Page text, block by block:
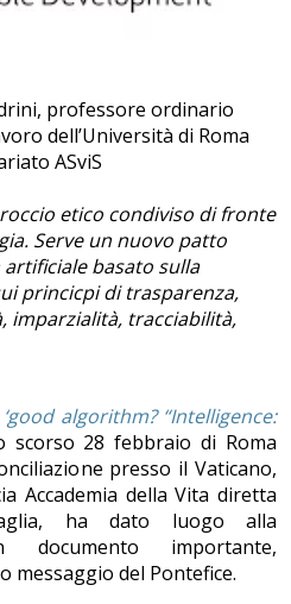
professore ordinario
dell’Università di Roma
ASviS
etico condiviso di fronte
Serve un nuovo patto
artificiale basato sulla
princicpi di trasparenza,
imparzialità, tracciabilità,
algorithm? “Intelligence:
scorso 28 febbraio di Roma
presso il Vaticano,
Accademia della Vita diretta
ha dato luogo alla
importante,
messaggio del Pontefice.